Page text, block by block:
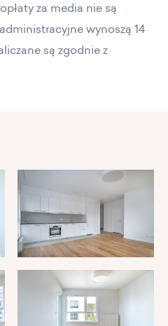
za media nie są
wynoszą 14
są zgodnie z